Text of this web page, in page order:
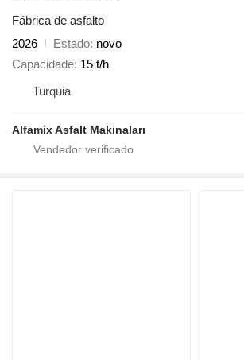
Fábrica de asfalto
2026
Estado novo
Capacidade 15 t/h
Turquia
Alfamix Asfalt Makinaları